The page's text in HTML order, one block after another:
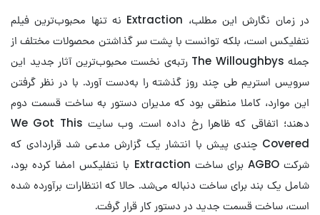
در زمان نگارش این مطلب، Extraction نه تنها محبوب‌ترین فیلم
نتفلیکس است، بلکه توانست با پشت سر گذاشتن محصولات مختلف از
جمله The Willoughbys رتبه‌ی نخست محبوب‌ترین آثار جدید این
سرویس استریم طی چند روز گذشته را به‌دست آورد. با در نظر گرفتن
این موارد، کاملا منطقی بود که مدیران دستور به ساخت قسمت دوم
دهند؛ اتفاقی که ظاهرا رخ داده است. وب سایت We Got This
Covered چندی پیش با انتشار یک گزارش مدعی شد قراردادی که
شرکت AGBO برای ساخت Extraction با نتفلیکس امضا کرده بود،
شامل یک بند برای ساخت دنباله می‌شد. حالا که انتظارات برآورده شده
است، ساخت قسمت جدید در دستور کار قرار گرفت.